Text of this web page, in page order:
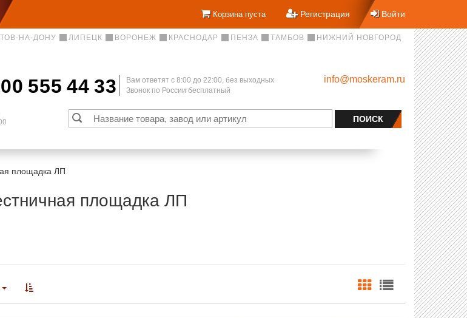
Корзина пуста Регистрация Войти
НА-ДОНУ ЛИПЕЦК ВОРОНЕЖ КРАСНОДАР ПЕНЗА ТАМБОВ
НИЖНИЙ НОВГОРОД
555 44 33
Вам ответят c 8:00 до 22:00, без выходных
Звонок по России бесплатный
info@moskeram.ru
площадка ЛП
площадка ЛП